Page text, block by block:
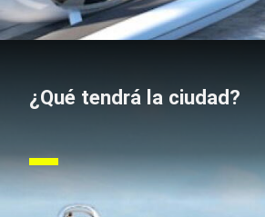
¿Qué tendrá la ciudad?